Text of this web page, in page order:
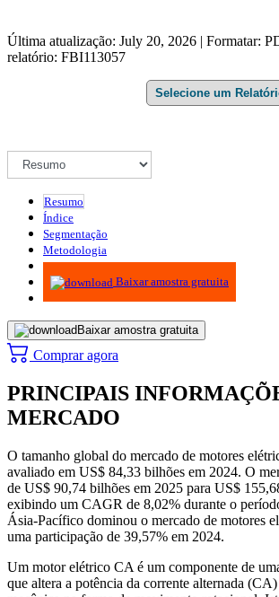
Última atualização: July 20, 2026 | Formatar:
relatório: FBI113057
Resumo
Índice
Segmentação
Metodologia
Infográficos
Baixar amostra gratuita
Baixar amostra gratuita
Comprar agora
PRINCIPAIS
MERCADO
O tamanho global do mercado de motores
avaliado em US$ 84,33 bilhões em 2024. O
de US$ 90,74 bilhões em 2025 para US$
exibindo um CAGR de 8,02% durante o
Ásia-Pacífico dominou o mercado de motores
uma participação de 39,57% em 2024.
Um motor elétrico CA é um componente de
que altera a potência da corrente alternada